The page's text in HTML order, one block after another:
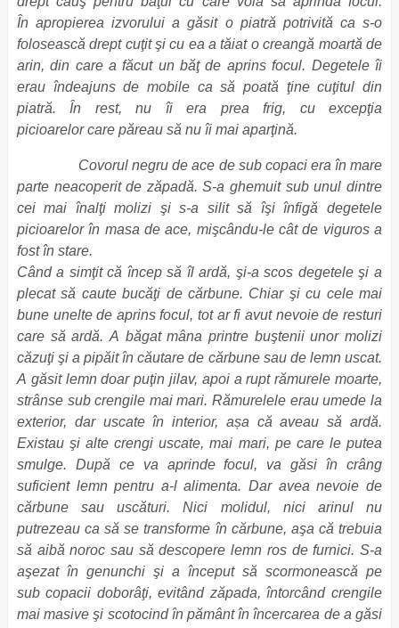
În apropierea izvorului a găsit o piatră potrivită ca s-o
folosească drept cuţit şi cu ea a tăiat o creangă moartă de
arin, din care a făcut un băţ de aprins focul. Degetele îi
erau îndeajuns de mobile ca să poată ţine cuţitul din
piatră. În rest, nu îi era prea frig, cu excepţia
picioarelor care păreau să nu îi mai aparţină.
Covorul negru de ace de sub copaci era în mare
parte neacoperit de zăpadă. S-a ghemuit sub unul dintre
cei mai înalţi molizi şi s-a silit să îşi înfigă degetele
picioarelor în masa de ace, mişcându-le cât de viguros a
fost în stare.
Când a simţit că încep să îl ardă, şi-a scos degetele şi a
plecat să caute bucăţi de cărbune. Chiar şi cu cele mai
bune unelte de aprins focul, tot ar fi avut nevoie de resturi
care să ardă. A băgat mâna printre buştenii unor molizi
căzuţi şi a pipăit în căutare de cărbune sau de lemn uscat.
A găsit lemn doar puţin jilav, apoi a rupt rămurele moarte,
strânse sub crengile mai mari. Rămurelele erau umede la
exterior, dar uscate în interior, așa că aveau să ardă.
Existau şi alte crengi uscate, mai mari, pe care le putea
smulge. După ce va aprinde focul, va găsi în crâng
suficient lemn pentru a-l alimenta. Dar avea nevoie de
cărbune sau uscături. Nici molidul, nici arinul nu
putrezeau ca să se transforme în cărbune, aşa că trebuia
să aibă noroc sau să descopere lemn ros de furnici. S-a
aşezat în genunchi şi a început să scormonească pe
sub copacii doborâţi, evitând zăpada, întorcând crengile
mai masive şi scotocind în pământ în încercarea de a găsi